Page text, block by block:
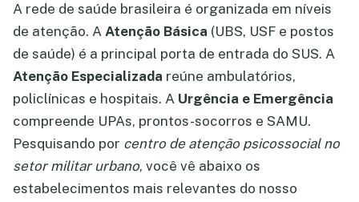
A rede de saúde brasileira é organizada em níveis
de atenção. A Atenção Básica (UBS, USF e postos
de saúde) é a principal porta de entrada do SUS. A
Atenção Especializada reúne ambulatórios,
policlínicas e hospitais. A Urgência e Emergência
compreende UPAs, prontos-socorros e SAMU.
Pesquisando por centro de atenção psicossocial no
setor militar urbano, você vê abaixo os
estabelecimentos mais relevantes do nosso